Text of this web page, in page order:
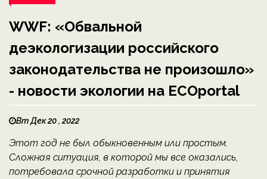
WWF: «Обвальной
деэкологизации российского
законодательства не произошло»
- новости экологии на ECOportal
Вт Дек 20 , 2022
Этот год не был обыкновенным или простым.
Сложная ситуация, в которой мы все оказались,
потребовала срочной разработки и принятия